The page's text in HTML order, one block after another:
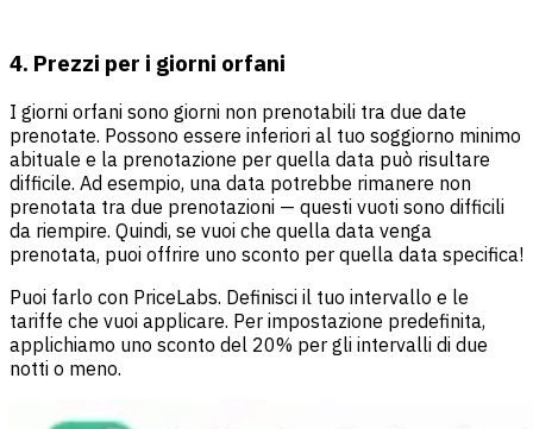
4. Prezzi per i giorni orfani
I giorni orfani sono giorni non prenotabili tra due date
prenotate. Possono essere inferiori al tuo soggiorno minimo
abituale e la prenotazione per quella data può risultare
difficile. Ad esempio, una data potrebbe rimanere non
prenotata tra due prenotazioni — questi vuoti sono difficili
da riempire. Quindi, se vuoi che quella data venga
prenotata, puoi offrire uno sconto per quella data specifica!
Puoi farlo con PriceLabs. Definisci il tuo intervallo e le
tariffe che vuoi applicare. Per impostazione predefinita,
applichiamo uno sconto del 20% per gli intervalli di due
notti o meno.